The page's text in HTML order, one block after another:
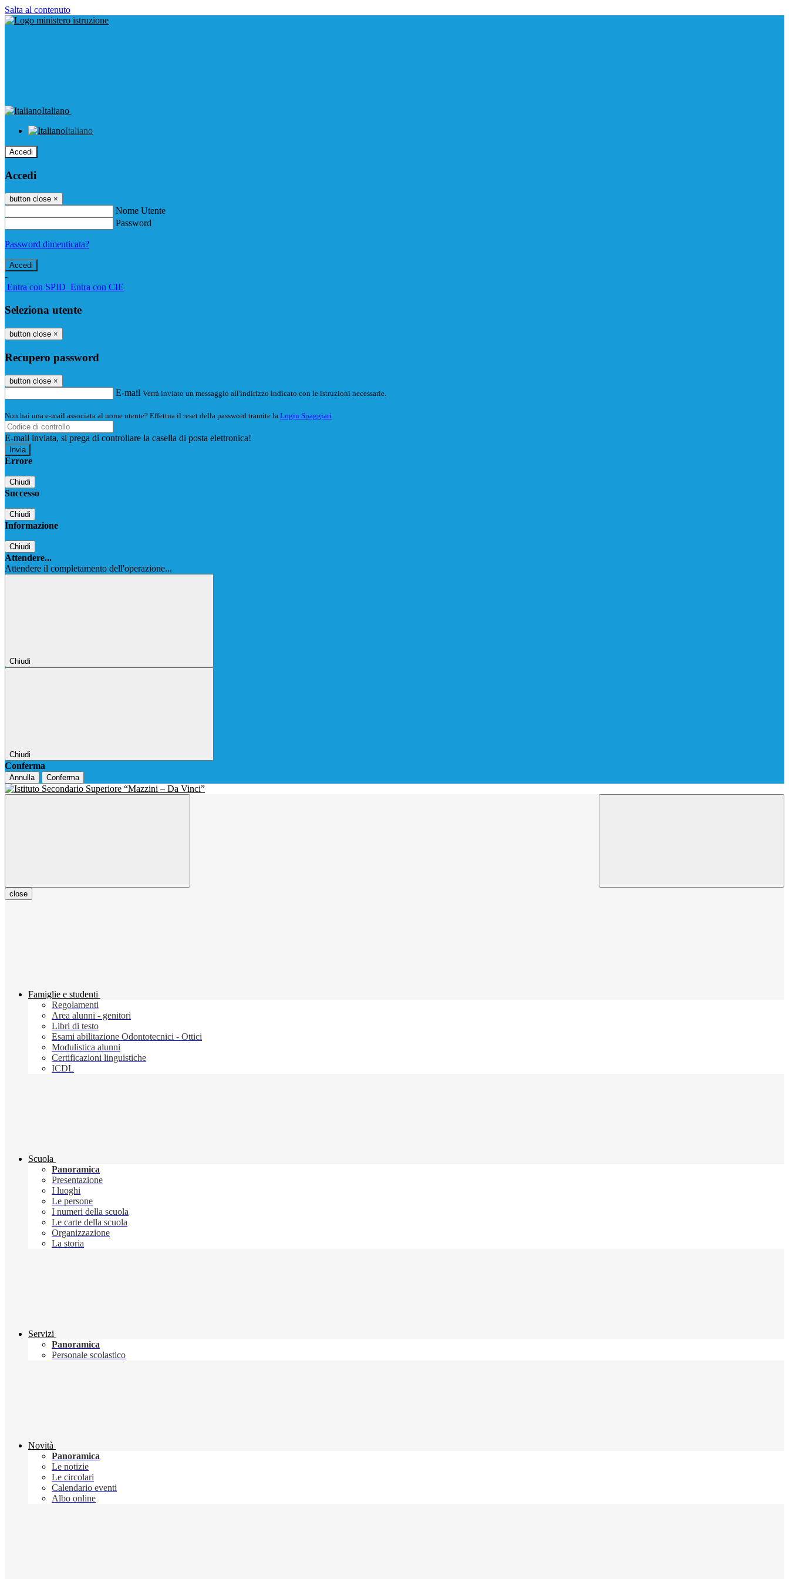
Salta al contenuto
Italiano
Italiano
Accedi
Accedi
button close ×
Nome Utente
Password
Password dimenticata?
-
Entra con SPID Entra con CIE
Seleziona utente
button close ×
Recupero password
button close ×
E-mail Verrà inviato un messaggio all'indirizzo indicato con le istruzioni necessarie.
Non hai una e-mail associata al nome utente? Effettua il reset della password tramite la Login Spaggiari
E-mail inviata, si prega di controllare la casella di posta elettronica!
Errore
Chiudi
Successo
Chiudi
Informazione
Chiudi
Attendere...
Attendere il completamento dell'operazione...
Chiudi
Chiudi
Conferma
Annulla Conferma
close
Famiglie e studenti
Regolamenti
Area alunni - genitori
Libri di testo
Esami abilitazione Odontotecnici - Ottici
Modulistica alunni
Certificazioni linguistiche
ICDL
Scuola
Panoramica
Presentazione
I luoghi
Le persone
I numeri della scuola
Le carte della scuola
Organizzazione
La storia
Servizi
Panoramica
Personale scolastico
Novità
Panoramica
Le notizie
Le circolari
Calendario eventi
Albo online